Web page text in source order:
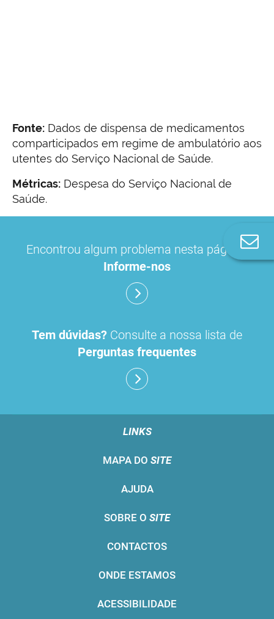
Fonte: Dados de dispensa de medicamentos
comparticipados em regime de ambulatório aos
utentes do Serviço Nacional de Saúde.
Métricas: Despesa do Serviço Nacional de
Saúde.
Encontrou algum problema nesta página?
Informe-nos
Tem dúvidas? Consulte a nossa lista de
Perguntas frequentes
LINKS
MAPA DO SITE
AJUDA
SOBRE O SITE
CONTACTOS
ONDE ESTAMOS
ACESSIBILIDADE